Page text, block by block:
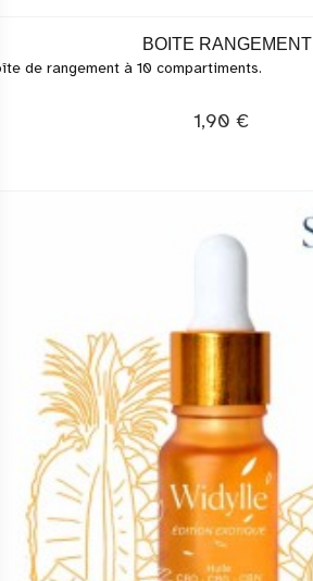
BOITE RANGEMENT
de rangement à 10 compartiments.
1,90 €